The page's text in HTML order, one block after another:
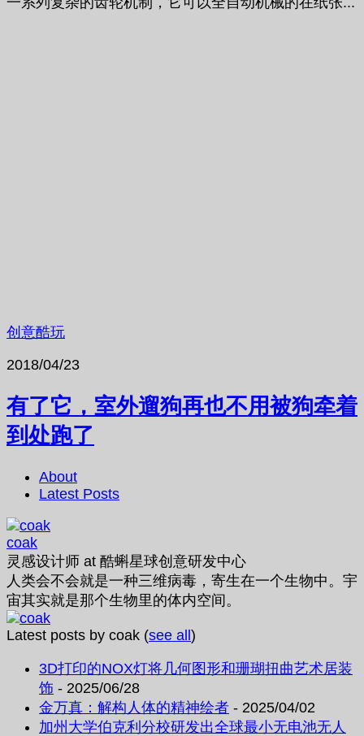
创意酷玩
2018/04/23
有了它，室外遛狗再也不用被狗牵着
到处跑了
About
Latest Posts
coak
灵感设计师 at 酷蝌星球创意研发中心
人类会不会就是一种三维病毒，寄生在一个生物中。宇
宙其实就是那个生物里的体内空间。
Latest posts by coak (see all)
3D打印的NOX灯将几何图形和珊瑚扭曲艺术居装
饰 - 2025/06/28
金万真：解构人体的精神绘者 - 2025/04/02
加州大学伯克利分校研发出全球最小无电池无人